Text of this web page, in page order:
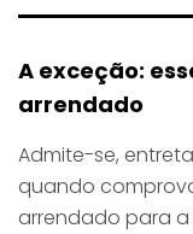
A exceção:
arrendado
Admite-se,
quando
arrendado para